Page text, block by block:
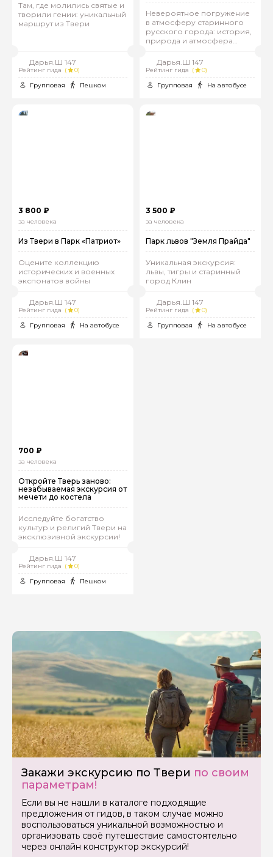
Там, где молились святые и
творили гении: уникальный
маршрут из Твери
Дарья.Ш 147
Рейтинг гида (
0)
Групповая
Пешком
Невероятное погружение
в атмосферу старинного
русского города: история,
природа и атмосфера
Дарья.Ш 147
Рейтинг гида (
0)
Групповая
На автобусе
3 800 ₽
за человека
Из Твери в Парк «Патриот»
Оцените коллекцию
исторических и военных
экспонатов войны
Дарья.Ш 147
Рейтинг гида (
0)
Групповая
На автобусе
3 500 ₽
за человека
Парк львов "Земля Прайда"
Уникальная экскурсия:
львы, тигры и старинный
город Клин
Дарья.Ш 147
Рейтинг гида (
0)
Групповая
На автобусе
700 ₽
за человека
Откройте Тверь заново:
незабываемая экскурсия от
мечети до костела
Исследуйте богатство
культур и религий Твери на
эксклюзивной экскурсии!
Дарья.Ш 147
Рейтинг гида (
0)
Групповая
Пешком
Закажи экскурсию по Твери по своим
параметрам!
Если вы не нашли в каталоге подходящие
предложения от гидов, в таком случае можно
воспользоваться уникальной возможностью и
организовать своё путешествие самостоятельно
через онлайн конструктор экскурсий!
Задайте свой вопрос гиду
Как вас зовут
Ваша электронная почта
Я даю своё согласие на обработку персональных
данных
Отправить